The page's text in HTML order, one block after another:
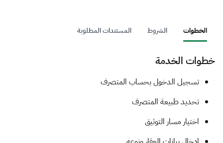
الخطوات الشروط المستندات المطلوبة
خطوات الخدمة
​​​​​​​تسجيل الدخول بحساب المتصرف
تحديد طبيعة المتصرف
اختيار مسار التوثيق